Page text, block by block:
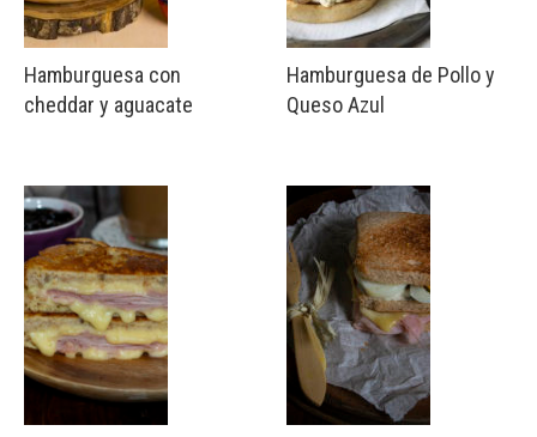
Hamburguesa con
cheddar y aguacate
Hamburguesa de Pollo y
Queso Azul